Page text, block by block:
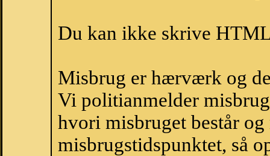
Du kan ikke skrive
Misbrug er hærværk og
Vi politianmelder
hvori misbruget består
misbrugstidspunktet, så